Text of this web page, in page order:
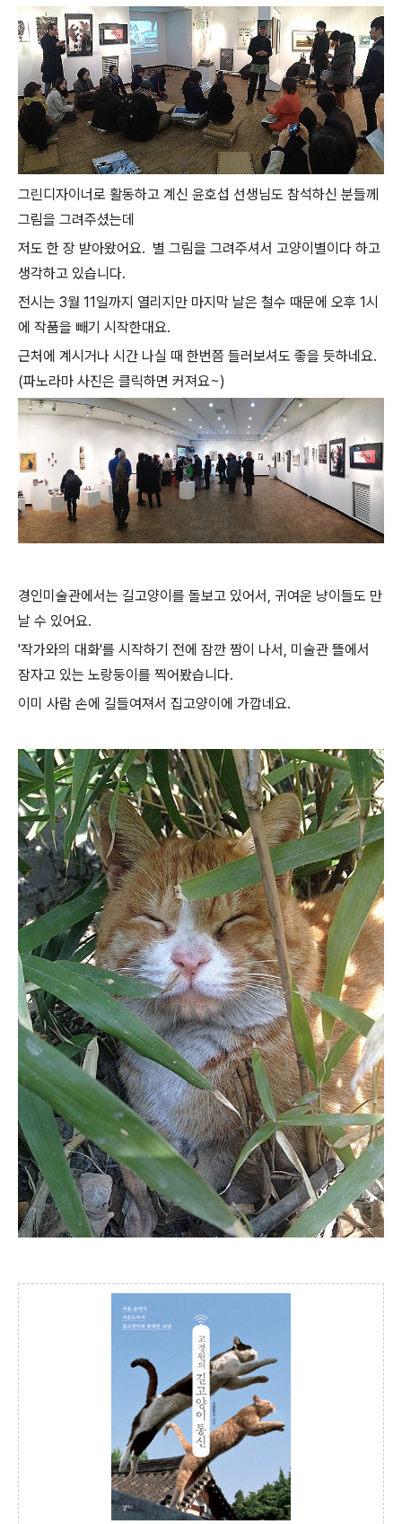
그린디자이너로 활동하고 계신 윤호섭 선생님도 참석하신 분들께
그림을 그려주셨는데
저도 한 장 받아왔어요. 별 그림을 그려주셔서 고양이별이다 하고
생각하고 있습니다.
전시는 3월 11일까지 열리지만 마지막 날은 철수 때문에 오후 1시
에 작품을 빼기 시작한대요.
근처에 계시거나 시간 나실 때 한번쯤 들러보셔도 좋을 듯하네요.
(파노라마 사진은 클릭하면 커져요~)
경인미술관에서는 길고양이를 돌보고 있어서, 귀여운 냥이들도 만
날 수 있어요.
'작가와의 대화'를 시작하기 전에 잠깐 짬이 나서, 미술관 뜰에서
잠자고 있는 노랑둥이를 찍어봤습니다.
이미 사람 손에 길들여져서 집고양이에 가깝네요.